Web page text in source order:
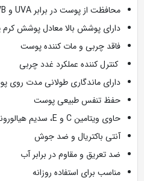
محافظت از پوست در برابر UVA و UVB
دارای پوشش بالا معادل پوشش کرم پودر
فاقد چربی و مات کننده پوست
کنترل کننده عملکرد غدد چربی
دارای ماندگاری طولانی مدت روی پوست
حفظ تنفس طبیعی پوست
حاوی ویتامین C و E، سدیم هیالورونات و سالیسیلیک اسید.
آنتی باکتریال و ضد جوش
ضد تعریق و مقاوم در برابر آب
مناسب برای استفاده روزانه